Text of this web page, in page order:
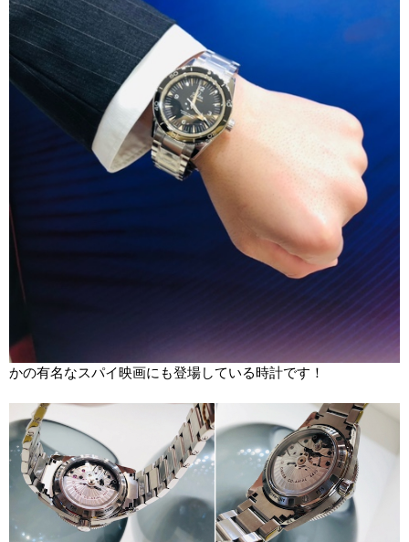
かの有名なスパイ映画にも登場している時計です！